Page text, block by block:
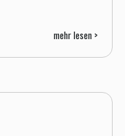
mehr lesen >